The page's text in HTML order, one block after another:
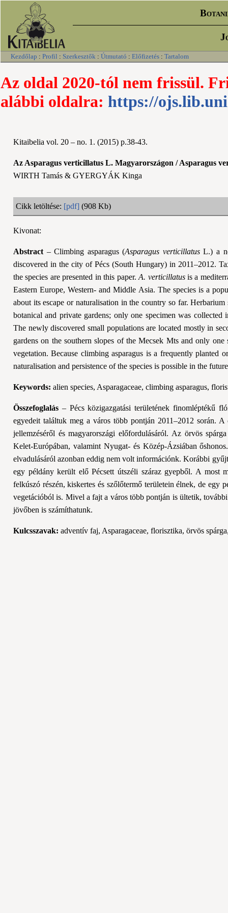
Kezdőlap : Profil : Szerkesztők : Útmutató : Előfizetés : Tartalom
Az oldal 2020-tól nem frissül.
alábbi oldalra: https://
Kitaibelia vol. 20 – no. 1. (2015) p.38-43.
Az Asparagus verticillatus L. Magyarországon / Asparagus
WIRTH Tamás & GYERGYÁK Kinga
Cikk letöltése: [pdf] (908 Kb)
Kivonat:
Abstract – Climbing asparagus (Asparagus verticillatusL.) a
discovered in the city of Pécs (South Hungary) in 2011–2012.
the species are presented in this paper.A. verticillatusis a
Eastern Europe, Western- and Middle Asia. The species is a
about its escape or naturalisation in the country so far.
botanical and private gardens; only one specimen was
The newly discovered small populations are located mostly in
gardens on the southern slopes of the Mecsek Mts and only
vegetation. Because climbing asparagus is a frequently planted
naturalisation and persistence of the species is possible in the
Keywords: alien species, Asparagaceae, climbing asparagus,
Összefoglalás – Pécs közigazgatási területének finomléptékű
egyedeit találtuk meg a város több pontján 2011–2012 során.
jellemzéséről és magyarországi előfordulásáról. Az örvös
Kelet-Európában, valamint Nyugat- és Közép-Ázsiában
elvadulásáról azonban eddig nem volt információnk. Korábbi
egy példány került elő Pécsett útszéli száraz gyepből. A most
felkúszó részén, kiskertes és szőlőtermő területein élnek, de egy
vegetációból is. Mivel a fajt a város több pontján is ültetik,
jövőben is számíthatunk.
Kulcsszavak: adventív faj, Asparagaceae, florisztika, örvös